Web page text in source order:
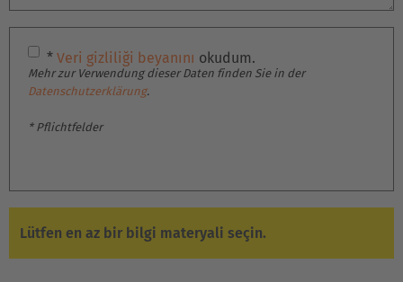
Nederland
Nederlands
Deutsch
Polski
* Veri gizliliği beyanını okudum.
Mehr zur Verwendung dieser Daten finden Sie in der
Datenschutzerklärung.
* Pflichtfelder
Lütfen en az bir bilgi materyali seçin.